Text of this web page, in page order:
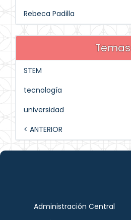
Rebeca Padilla
Temas
STEM
tecnología
universidad
< ANTERIOR
Administración Central